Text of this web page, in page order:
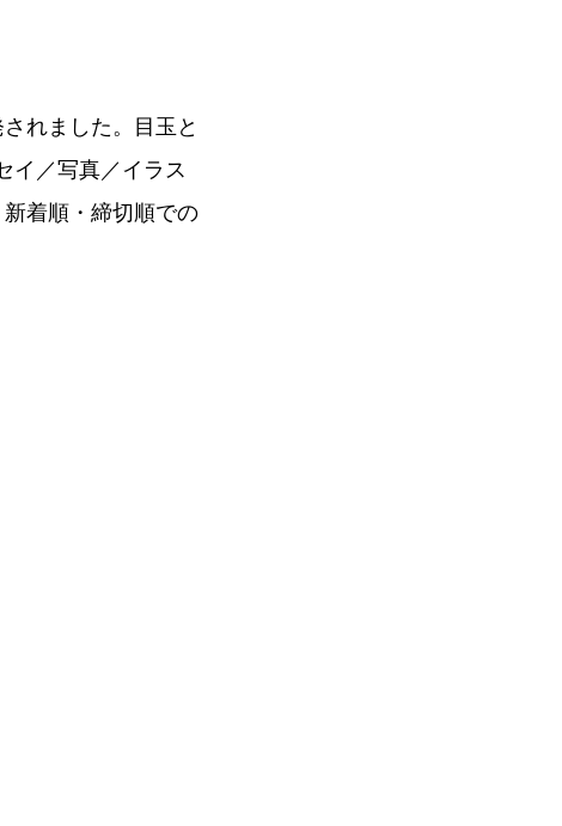
れました。目玉と
イ／写真／イラス
着順・締切順での